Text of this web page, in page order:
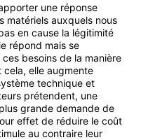
une réponse
matériels auxquels nous
en cause la légitimité
répond mais se
besoins de la manière
cela, elle augmente
technique et
prétendent, une
grande demande de
effet de réduire le coût
au contraire leur